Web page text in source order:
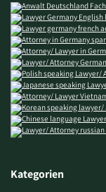
Kategorien